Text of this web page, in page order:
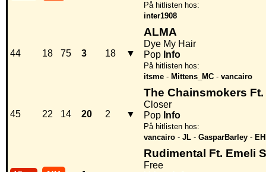
På hitlisten hos:
inter1908
44 18 75 3 18 ▼
ALMA
Dye My Hair
Pop Info
På hitlisten hos:
itsme - Mittens_MC - vancairo
45 22 14 20 2 ▼
The Chainsmokers
Closer
Pop Info
På hitlisten hos:
vancairo - JL - GasparBarley -
Rudimental Ft. Emeli
Free